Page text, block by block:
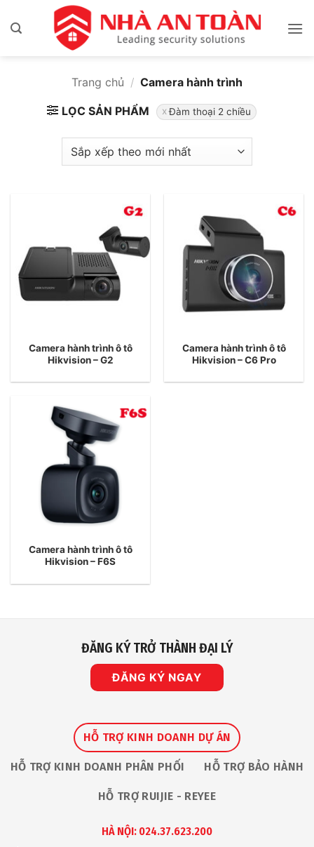
qua
Trang chủ / Camera hành trình
LỌC SẢN PHẨM Đàm thoại 2 chiều
Camera hành trình ô tô
Hikvision – G2
Camera hành trình ô tô
Hikvision – C6 Pro
Camera hành trình ô tô
Hikvision – F6S
ĐĂNG KÝ TRỞ THÀNH ĐẠI LÝ
ĐĂNG KÝ NGAY
HỖ TRỢ KINH DOANH DỰ ÁN
HỖ TRỢ KINH DOANH PHÂN PHỐI HỖ TRỢ BẢO HÀNH
HỖ TRỢ RUIJIE - REYEE
HÀ NỘI: 024.37.623.200